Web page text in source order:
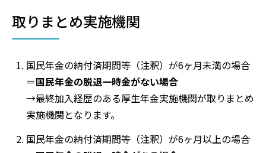
取りまとめ実施機関
国民年金の納付済期間等（注釈）が6ヶ月未満の場合
＝国民年金の脱退一時金がない場合
→最終加入経歴のある厚生年金実施機関が取りまとめ
実施機関となります。
国民年金の納付済期間等（注釈）が6ヶ月以上の場合